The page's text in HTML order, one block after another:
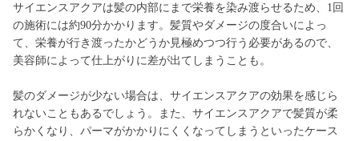
サイエンスアクアは髪の内部にまで栄養を染み渡らせるため、1回
の施術には約90分かかります。髪質やダメージの度合いによっ
て、栄養が行き渡ったかどうか見極めつつ行う必要があるので、
美容師によって仕上がりに差が出てしまうことも。
髪のダメージが少ない場合は、サイエンスアクアの効果を感じら
れないこともあるでしょう。また、サイエンスアクアで髪質が柔
らかくなり、パーマがかかりにくくなってしまうといったケース